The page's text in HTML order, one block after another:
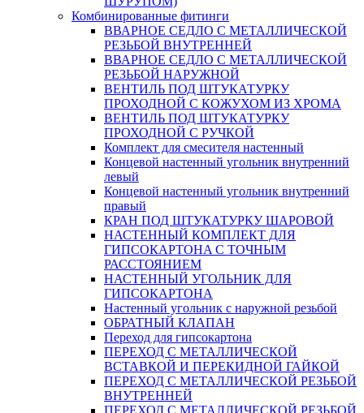
Комбинированные фитинги
ВВАРНОЕ СЕДЛО С МЕТАЛЛИЧЕСКОЙ
РЕЗЬБОЙ ВНУТРЕННЕЙ
ВВАРНОЕ СЕДЛО С МЕТАЛЛИЧЕСКОЙ
РЕЗЬБОЙ НАРУЖНОЙ
ВЕНТИЛЬ ПОД ШТУКАТУРКУ
ПРОХОДНОЙ С КОЖУХОМ ИЗ ХРОМА
ВЕНТИЛЬ ПОД ШТУКАТУРКУ
ПРОХОДНОЙ С РУЧКОЙ
Комплект для смесителя настенный
Концевой настенный угольник внутренний
левый
Концевой настенный угольник внутренний
правый
КРАН ПОД ШТУКАТУРКУ ШАРОВОЙ
НАСТЕННЫЙ КОМПЛЕКТ ДЛЯ
ГИПСОКАРТОНA С ТОЧНЫМ
РАССТОЯНИЕМ
НАСТЕННЫЙ УГОЛЬНИК ДЛЯ
ГИПСОКАРТОНА
Настенный угольник с наружной резьбой
ОБРАТНЫЙ КЛАПАН
Переход для гипсокартона
ПЕРЕХОД С МЕТАЛЛИЧЕСКОЙ
ВСТАВКОЙ И ПЕРЕКИДНОЙ ГАЙКОЙ
ПЕРЕХОД С МЕТАЛЛИЧЕСКОЙ РЕЗЬБОЙ
ВНУТРЕННЕЙ
ПЕРЕХОД С МЕТАЛЛИЧЕСКОЙ РЕЗЬБОЙ